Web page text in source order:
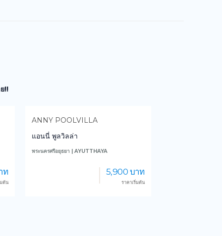
!!
ท
ต้น
ANNY POOLVILLA
แอนนี่ พูลวิลล่า
พระนครศรีอยุธยา | AYUTTHAYA
5,900 บาท
ราคาเริ่มต้น